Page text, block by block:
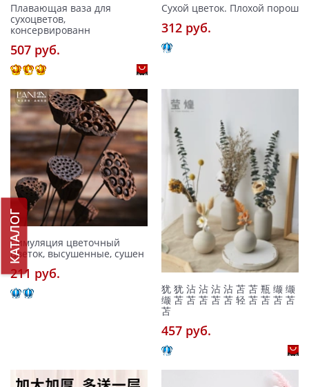
КАТАЛОГ
Плавающая ваза для
сухоцветов,
консервированн
507 pуб.
Сухой цветок. Плохой порош
312 pуб.
Симуляция цветочный
цветок, высушенные, сушен
211 pуб.
犹 犹 沾 沾 沾 沾 苫 苫 瓶 缬 缬
缬 苫 苫 苫 苫 苫 轻 苫 苫 苫 苫
苫
457 pуб.